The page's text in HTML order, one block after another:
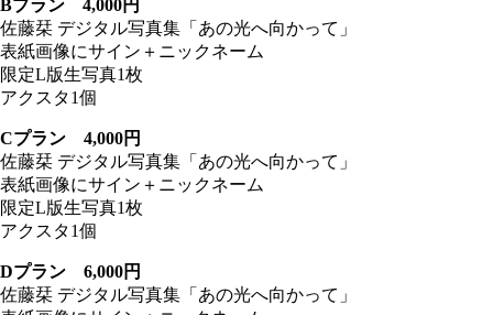
Bプラン 4,000円
佐藤栞 デジタル写真集「あの光へ向かって」
表紙画像にサイン＋ニックネーム
限定L版生写真1枚
アクスタ1個
Cプラン 4,000円
佐藤栞 デジタル写真集「あの光へ向かって」
表紙画像にサイン＋ニックネーム
限定L版生写真1枚
アクスタ1個
Dプラン 6,000円
佐藤栞 デジタル写真集「あの光へ向かって」